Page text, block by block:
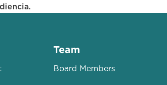
Team
Board Members